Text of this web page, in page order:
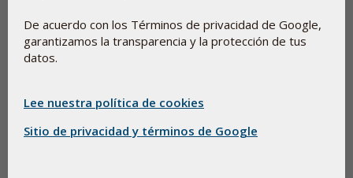
De acuerdo con los Términos de privacidad de Google,
garantizamos la transparencia y la protección de tus
datos.
Lee nuestra política de cookies
Sitio de privacidad y términos de Google